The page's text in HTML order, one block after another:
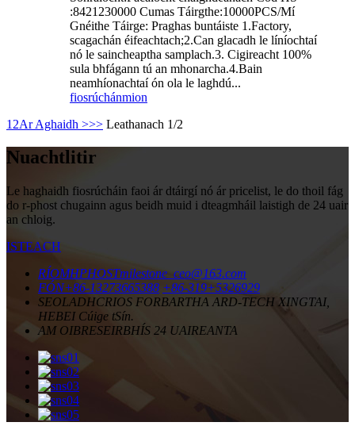
:8421230000 Cumas Táirgthe:10000PCS/Mí
Gnéithe Táirge: Praghas buntáiste 1.Factory,
scagachán éifeachtach;2.Can glacadh le líníochtaí
nó le saincheaptha samplach.3. Cigireacht 100%
sula bhfágann tú an mhonarcha.4.Bain
neamhíonachtaí ón ola le laghdú...
fiosrúchánmion
1 2Ar Aghaidh >>> Leathanach 1/2
Nuachtlitir
Le haghaidh fiosrúcháin faoi ár dtáirgí nó ár pricelist, le do thoil fág
do r-phost chugainn agus beidh muid i dteagmháil laistigh de 24 uair
an chloig.
ISTEACH
RÍOMHPHOSTmilestone_ceo@163.com
FÓN+86-13273665388 +86-319+5326929
SEOLADHCRIOS FORBARTHA ARD-TECH XINGTAI,
HEBEI Cúige tSín.
AM OIBRESEIRBHÍS 24 UAIREANTA